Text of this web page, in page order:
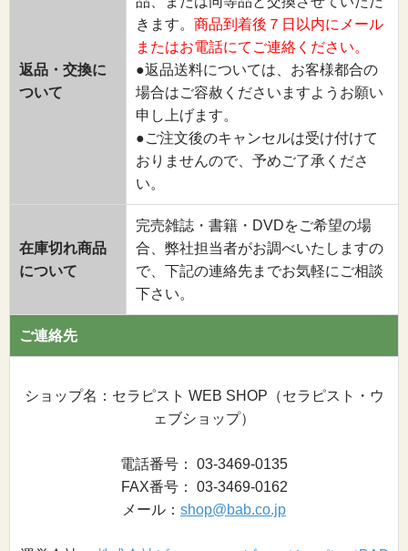
返品・交換に
ついて
きます。 商品到着後７日以内にメール
またはお電話にてご連絡ください。
●返品送料については、お客様都合の
場合はご容赦くださいますようお願い
申し上げます。
●ご注文後のキャンセルは受け付けて
おりませんので、予めご了承くださ
い。
在庫切れ商品
について
完売雑誌・書籍・DVDをご希望の場
合、弊社担当者がお調べいたしますの
で、下記の連絡先までお気軽にご相談
下さい。
ご連絡先
ショップ名：セラピスト WEB SHOP（セラピスト・ウ
ェブショップ）
電話番号： 03-3469-0135
FAX番号： 03-3469-0162
メール： shop@bab.co.jp